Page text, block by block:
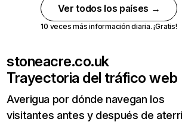
Ver todos los países →
10 veces más información diaria. ¡Gratis!
stoneacre.co.uk
Trayectoria del tráfico web
Averigua por dónde navegan los
visitantes antes y después de